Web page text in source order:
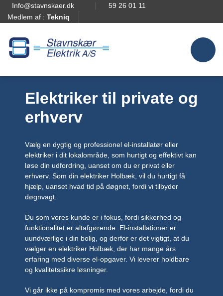
Info@stavnskaer.dk
59 26 01 11
Medlem af : Tekniq
Elektriker til private og
erhverv
Vælg en dygtig og professionel el-installatør eller
elektriker i dit lokalområde, som hurtigt og effektivt kan
løse din udfordring, uanset om du er privat eller
erhverv. Som din elektriker Holbæk, vil du hurtigt få
hjælp, uanset hvad tid på døgnet, fordi vi tilbyder
døgnvagt.
Du som vores kunde er i fokus, fordi sikkerhed og
funktionalitet er altafgørende. El-installationer er
uundværlige i din bolig, og derfor er det vigtigt, at du
vælger en elektriker Holbæk, der har mange års
erfaring med diverse el-opgaver. Vi leverer holdbare
og kvalitetssikre løsninger.
Vi går ikke på kompromis med vores arbejde, fordi du